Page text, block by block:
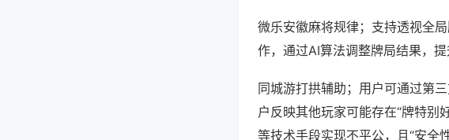
微乐安徽麻将规律；支持透视全
作，通过AI算法调整牌局结果，提
同城游打拱辅助；用户可通过第
户反映其他玩家可能存在“牌特别
等技术手段实现不平公，且“安全性